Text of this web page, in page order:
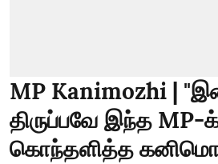
MP Kanimozhi |
திருப்பவே இந்த
கொந்தளித்த